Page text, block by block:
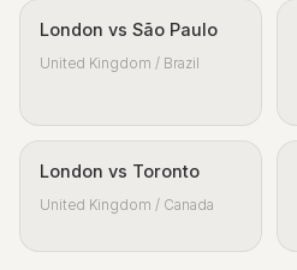
London vs São Paulo
United Kingdom / Brazil
London vs Toronto
United Kingdom / Canada